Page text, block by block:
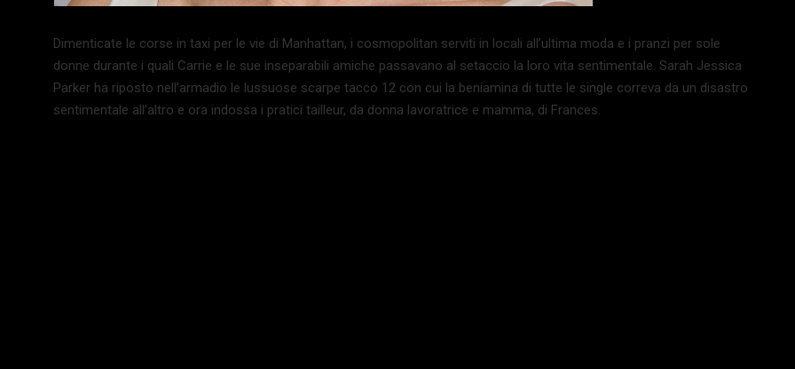
Dimenticate le corse in taxi per le vie di Manhattan, i cosmopolitan serviti in locali all’ultima moda e i pranzi per sole
donne durante i quali Carrie e le sue inseparabili amiche passavano al setaccio la loro vita sentimentale. Sarah Jessica
Parker ha riposto nell’armadio le lussuose scarpe tacco 12 con cui la beniamina di tutte le single correva da un disastro
sentimentale all’altro e ora indossa i pratici tailleur, da donna lavoratrice e mamma, di Frances.